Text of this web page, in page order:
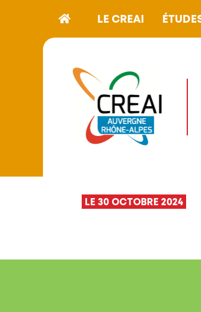
LE CREAI
LE 30 OCTOBRE 2024